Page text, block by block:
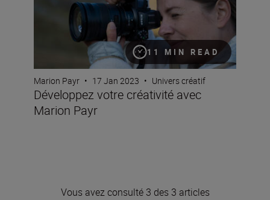
11 MIN READ
Marion Payr • 17 Jan 2023 • Univers créatif
Développez votre créativité avec
Marion Payr
Vous avez consulté 3 des 3 articles